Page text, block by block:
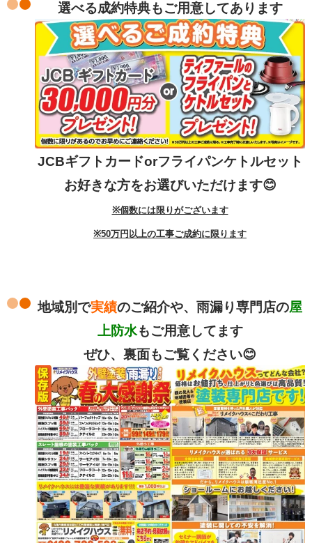
選べる成約特典もご用意してあります
JCBギフトカードorフライパンケトルセット
お好きな方をお選びいただけます😊
※個数には限りがございます
※50万円以上の工事ご成約に限ります
地域別で実績のご紹介や、雨漏り専門店の屋
上防水もご用意してます
ぜひ、裏面もご覧ください😊